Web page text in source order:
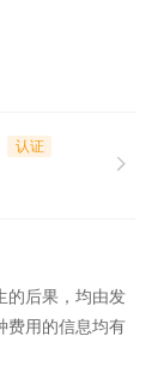
管理、工民
图及办公软
吃苦耐
认证
的后果，均由发
费用的信息均有